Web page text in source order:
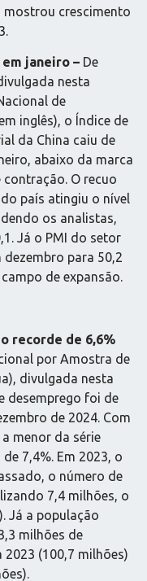
mostrou crescimento
em janeiro – De
nesta
de
inglês), o Índice de
da China caiu de
abaixo da marca
O recuo
país atingiu o nível
os analistas,
Já o PMI do setor
para 50,2
de expansão.
recorde de 6,6%
por Amostra de
divulgada nesta
desemprego foi de
de 2024. Com
menor da série
7,4%. Em 2023, o
o número de
7,4 milhões, o
Já a população
milhões de
2023 (100,7 milhões)